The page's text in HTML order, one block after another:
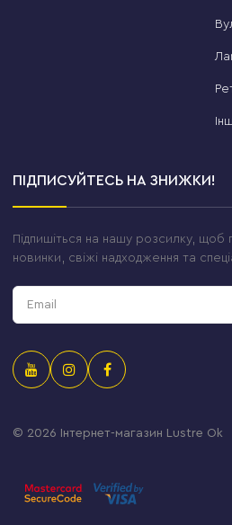
ПІДПИСУЙТЕСЬ НА ЗНИЖКИ!
Підпишіться на нашу розсилку, щоб
новинки, свіжі надходження та
© 2026 Інтернет-магазин Lustre Ok